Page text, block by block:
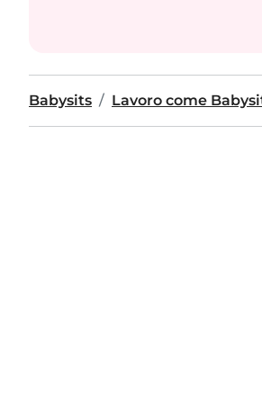
Babysits Lavoro come